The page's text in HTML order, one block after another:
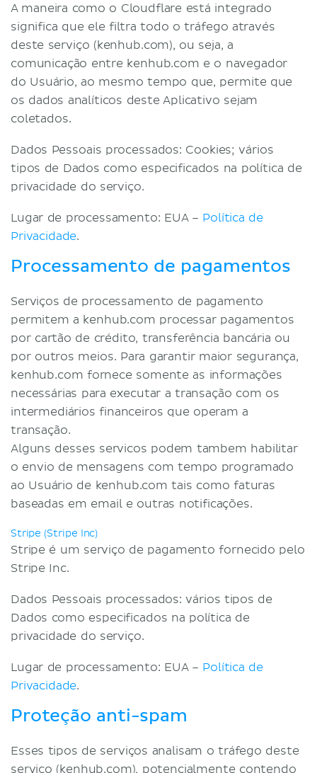
A maneira como o Cloudflare está integrado
significa que ele filtra todo o tráfego através
deste serviço (kenhub.com), ou seja, a
comunicação entre kenhub.com e o navegador
do Usuário, ao mesmo tempo que, permite que
os dados analíticos deste Aplicativo sejam
coletados.
Dados Pessoais processados: Cookies; vários
tipos de Dados como especificados na política de
privacidade do serviço.
Lugar de processamento: EUA – Política de
Privacidade.
Processamento de pagamentos
Serviços de processamento de pagamento
permitem a kenhub.com processar pagamentos
por cartão de crédito, transferência bancária ou
por outros meios. Para garantir maior segurança,
kenhub.com fornece somente as informações
necessárias para executar a transação com os
intermediários financeiros que operam a
transação.
Alguns desses servicos podem tambem habilitar
o envio de mensagens com tempo programado
ao Usuário de kenhub.com tais como faturas
baseadas em email e outras notificações.
Stripe (Stripe Inc)
Stripe é um serviço de pagamento fornecido pelo
Stripe Inc.
Dados Pessoais processados: vários tipos de
Dados como especificados na política de
privacidade do serviço.
Lugar de processamento: EUA – Política de
Privacidade.
Proteção anti-spam
Esses tipos de serviços analisam o tráfego deste
serviço (kenhub.com), potencialmente contendo